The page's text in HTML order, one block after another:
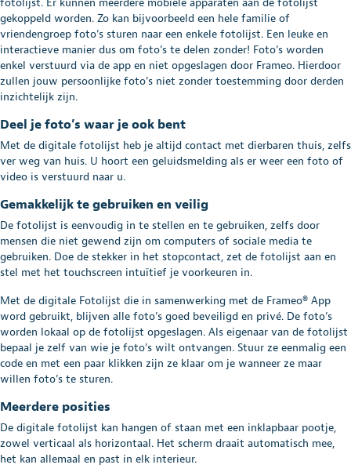
fotolijst. Er kunnen meerdere mobiele apparaten aan de fotolijst
gekoppeld worden. Zo kan bijvoorbeeld een hele familie of
vriendengroep foto’s sturen naar een enkele fotolijst. Een leuke en
interactieve manier dus om foto’s te delen zonder! Foto’s worden
enkel verstuurd via de app en niet opgeslagen door Frameo. Hierdoor
zullen jouw persoonlijke foto’s niet zonder toestemming door derden
inzichtelijk zijn.
Deel je foto’s waar je ook bent
Met de digitale fotolijst heb je altijd contact met dierbaren thuis, zelfs
ver weg van huis. U hoort een geluidsmelding als er weer een foto of
video is verstuurd naar u.
Gemakkelijk te gebruiken en veilig
De fotolijst is eenvoudig in te stellen en te gebruiken, zelfs door
mensen die niet gewend zijn om computers of sociale media te
gebruiken. Doe de stekker in het stopcontact, zet de fotolijst aan en
stel met het touchscreen intuïtief je voorkeuren in.
Met de digitale Fotolijst die in samenwerking met de Frameo® App
word gebruikt, blijven alle foto’s goed beveiligd en privé. De foto’s
worden lokaal op de fotolijst opgeslagen. Als eigenaar van de fotolijst
bepaal je zelf van wie je foto’s wilt ontvangen. Stuur ze eenmalig een
code en met een paar klikken zijn ze klaar om je wanneer ze maar
willen foto’s te sturen.
Meerdere posities
De digitale fotolijst kan hangen of staan met een inklapbaar pootje,
zowel verticaal als horizontaal. Het scherm draait automatisch mee,
het kan allemaal en past in elk interieur.